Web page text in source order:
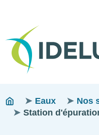
Fils
d'ariane
You
are
Eaux
Nos
Station